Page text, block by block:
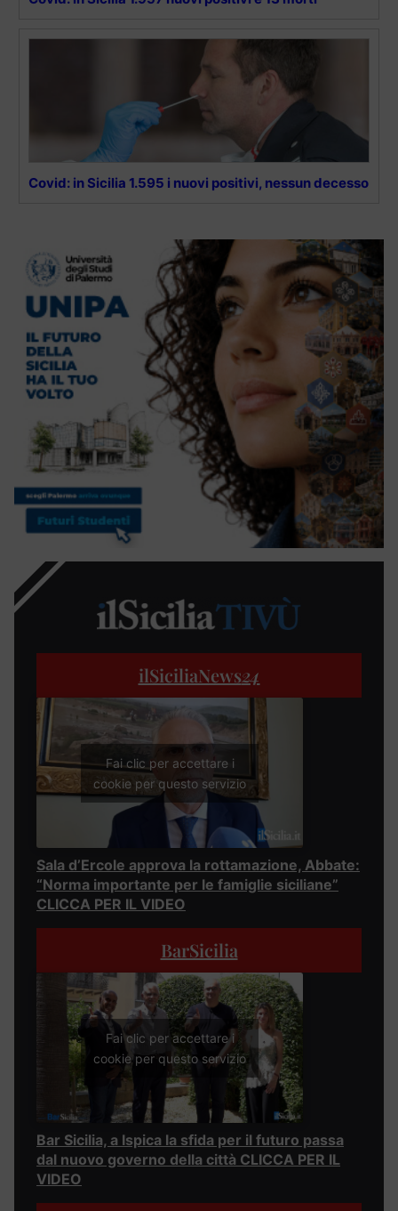
Covid: in Sicilia 1.595 i nuovi positivi, nessun decesso
ilSiciliaNews24
Fai clic per accettare i
cookie per questo servizio
Sala d’Ercole approva la rottamazione, Abbate:
“Norma importante per le famiglie siciliane”
CLICCA PER IL VIDEO
BarSicilia
Fai clic per accettare i
cookie per questo servizio
Bar Sicilia, a Ispica la sfida per il futuro passa
dal nuovo governo della città CLICCA PER IL
VIDEO